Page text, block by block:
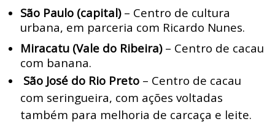
São Paulo (capital)– Centro de cultura
urbana, em parceria com Ricardo Nunes.
Miracatu (Vale do Ribeira)– Centro de cacau
com banana.
São José do Rio Preto – Centro de cacau
com seringueira, com ações voltadas
também para melhoria de carcaça e leite.